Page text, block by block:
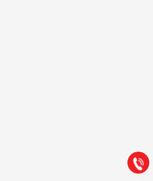
Gọi
(028) 22.166.144